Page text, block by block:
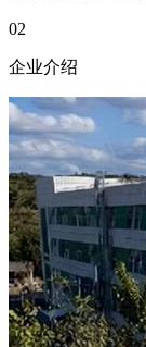
02
企业介绍